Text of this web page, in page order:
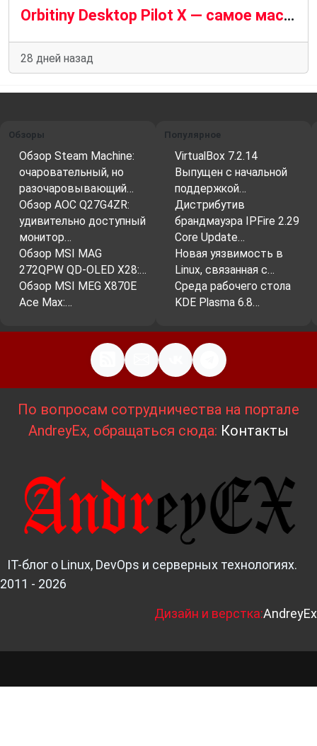
Orbitiny Desktop Pilot X — самое масштабное обновление на сегодняшний день
28 дней назад
Обзоры
Обзор Steam Machine:
очаровательный, но
разочаровывающий…
Обзор AOC Q27G4ZR:
удивительно доступный
монитор…
Обзор MSI MAG
272QPW QD-OLED X28:…
Обзор MSI MEG X870E
Ace Max:…
Популярное
VirtualBox 7.2.14
Выпущен с начальной
поддержкой…
Дистрибутив
брандмауэра IPFire 2.29
Core Update…
Новая уязвимость в
Linux, связанная с…
Среда рабочего стола
KDE Plasma 6.8…
По вопросам сотрудничества на портале
AndreyEx, обращаться сюда: Контакты
IT-блог о Linux, DevOps и серверных технологиях.
2011 - 2026
Дизайн и верстка:AndreyEx